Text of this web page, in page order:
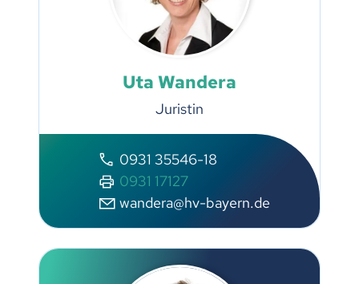
Uta Wandera
Juristin
0931 35546-18
0931 17127
wandera@hv-bayern.de